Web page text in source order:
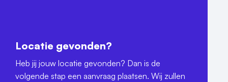
Locatie gevonden?
Heb jij jouw locatie gevonden? Dan is de
volgende stap een aanvraag plaatsen. Wij zullen